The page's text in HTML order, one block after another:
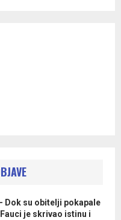
Dok su obitelji pokapale
je skrivao istinu i